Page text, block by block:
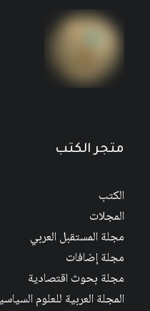
متجر الكتب
الكتب
المجلات
مجلة المستقبل العربي
مجلة إضافات
مجلة بحوث اقتصادية
المجلة العربية للعلوم